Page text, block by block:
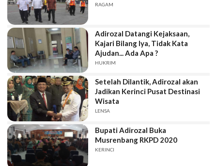
RAGAM
Adirozal Datangi Kejaksaan,
Kajari Bilang Iya, Tidak Kata
Ajudan... Ada Apa ?
HUKRIM
Setelah Dilantik, Adirozal akan
Jadikan Kerinci Pusat Destinasi
Wisata
LENSA
Bupati Adirozal Buka
Musrenbang RKPD 2020
KERINCI